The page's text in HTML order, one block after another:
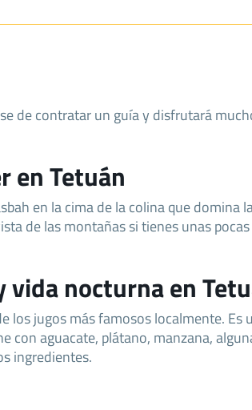
de contratar un guía y disfrutará
en Tetuán
en la cima de la colina que domina
de las montañas si tienes unas
vida nocturna en
los jugos más famosos localmente. Es
con aguacate, plátano, manzana,
ingredientes.